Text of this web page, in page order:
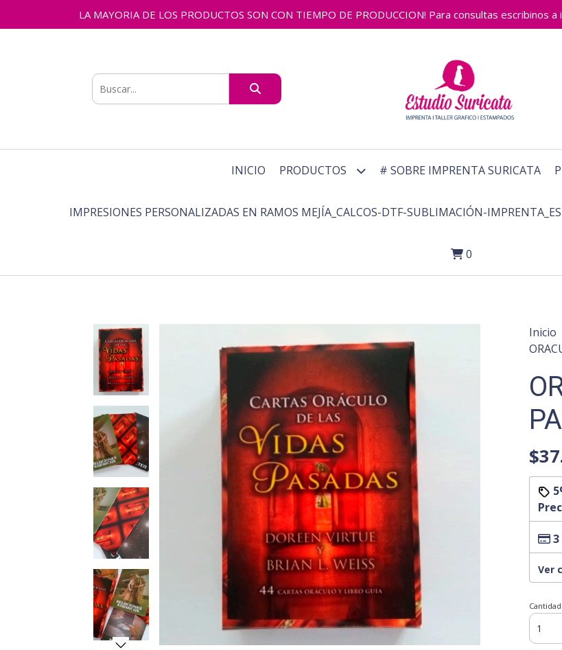
LA MAYORIA DE LOS PRODUCTOS SON CON TIEMPO DE PRODUCCION! Para consultas
INICIO PRODUCTOS # SOBRE IMPRENTA SURICATA
IMPRESIONES PERSONALIZADAS EN RAMOS MEJÍA_CALCOS-DTF-SUBLIMACIÓN-
0
Inicio
3
Ver
Cantidad